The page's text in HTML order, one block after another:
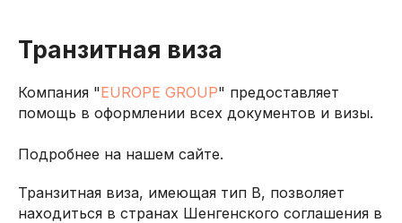
Транзитная виза
Компания "EUROPE GROUP" предоставляет
помощь в оформлении всех документов и визы.
Подробнее на нашем сайте.
Транзитная виза, имеющая тип B, позволяет
находиться в странах Шенгенского соглашения в